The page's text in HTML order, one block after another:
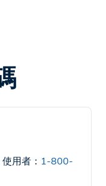
使用者： 1-800-